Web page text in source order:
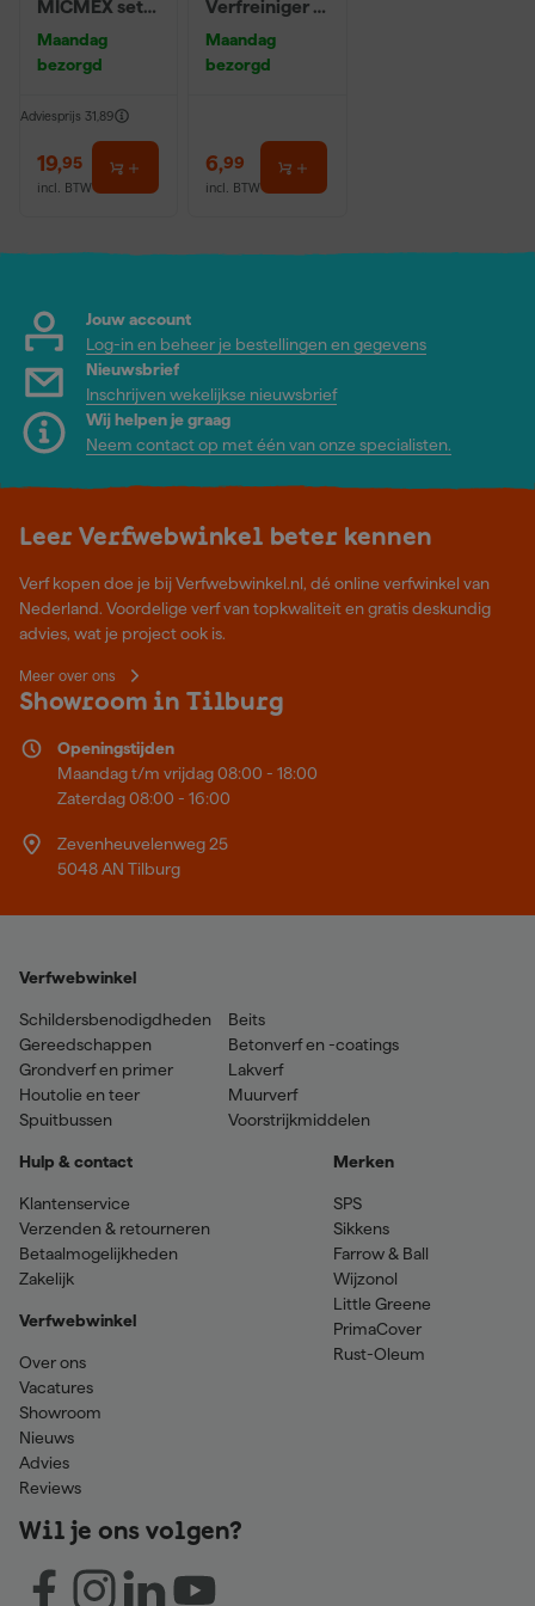
MICMEX set
Maandag
bezorgd
Adviesprijs 31,89
19,95
incl. BTW
Verfreiniger –
Maandag
bezorgd
6,99
incl. BTW
Jouw account
Log-in en beheer je bestellingen en gegevens
Nieuwsbrief
Inschrijven wekelijkse nieuwsbrief
Wij helpen je graag
Neem contact op met één van onze specialisten.
Leer Verfwebwinkel beter kennen
Verf kopen doe je bij Verfwebwinkel.nl, dé online verfwinkel van
Nederland. Voordelige verf van topkwaliteit en gratis deskundig
advies, wat je project ook is.
Meer over ons
Showroom in Tilburg
Openingstijden
Maandag t/m vrijdag 08:00 - 18:00
Zaterdag 08:00 - 16:00
Zevenheuvelenweg 25
5048 AN Tilburg
Verfwebwinkel
Schildersbenodigdheden
Gereedschappen
Grondverf en primer
Houtolie en teer
Spuitbussen
Beits
Betonverf en -coatings
Lakverf
Muurverf
Voorstrijkmiddelen
Hulp & contact
Klantenservice
Verzenden & retourneren
Betaalmogelijkheden
Zakelijk
Verfwebwinkel
Over ons
Vacatures
Showroom
Nieuws
Advies
Reviews
Merken
SPS
Sikkens
Farrow & Ball
Wijzonol
Little Greene
PrimaCover
Rust-Oleum
Wil je ons volgen?